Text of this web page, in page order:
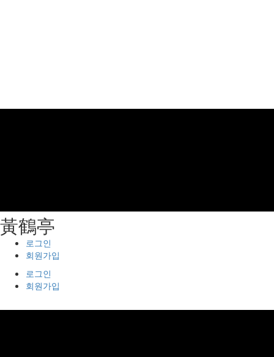
⿈鶴亭
로그인
회원가입
로그인
회원가입